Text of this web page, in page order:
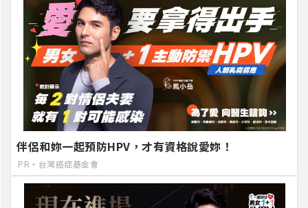
伴侶和妳一起預防HPV，才有資格說愛妳！
PR・台灣癌症基金會